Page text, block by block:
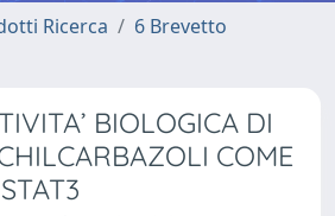
Ricerca
6 Brevetto
BIOLOGICA DI
COME